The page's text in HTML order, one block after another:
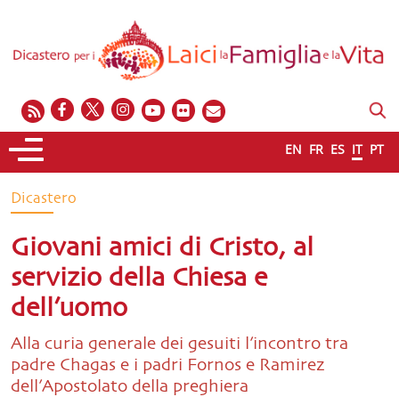
EN FR ES IT PT
Dicastero
Giovani amici di Cristo, al
servizio della Chiesa e
dell’uomo
Alla curia generale dei gesuiti l’incontro tra
padre Chagas e i padri Fornos e Ramirez
dell’Apostolato della preghiera